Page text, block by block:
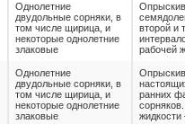
Однолетние
двудольные сорняки, в
том числе щирица, и
некоторые однолетние
злаковые
второй и
рабочей
Однолетние
двудольные сорняки, в
том числе щирица, и
некоторые однолетние
злаковые
ранних
жидкости